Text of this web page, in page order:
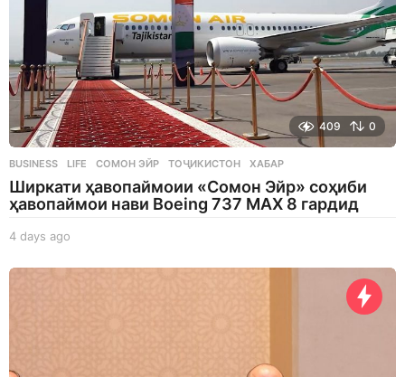
409 0
BUSINESS ,LIFE СОМОН ЭЙР ,ТОҶИКИСТОН ,ХАБАР
Ширкати ҳавопаймоии «Сомон Эйр» соҳиби
ҳавопаймои нави Boeing 737 MAX 8 гардид
4 days ago
a